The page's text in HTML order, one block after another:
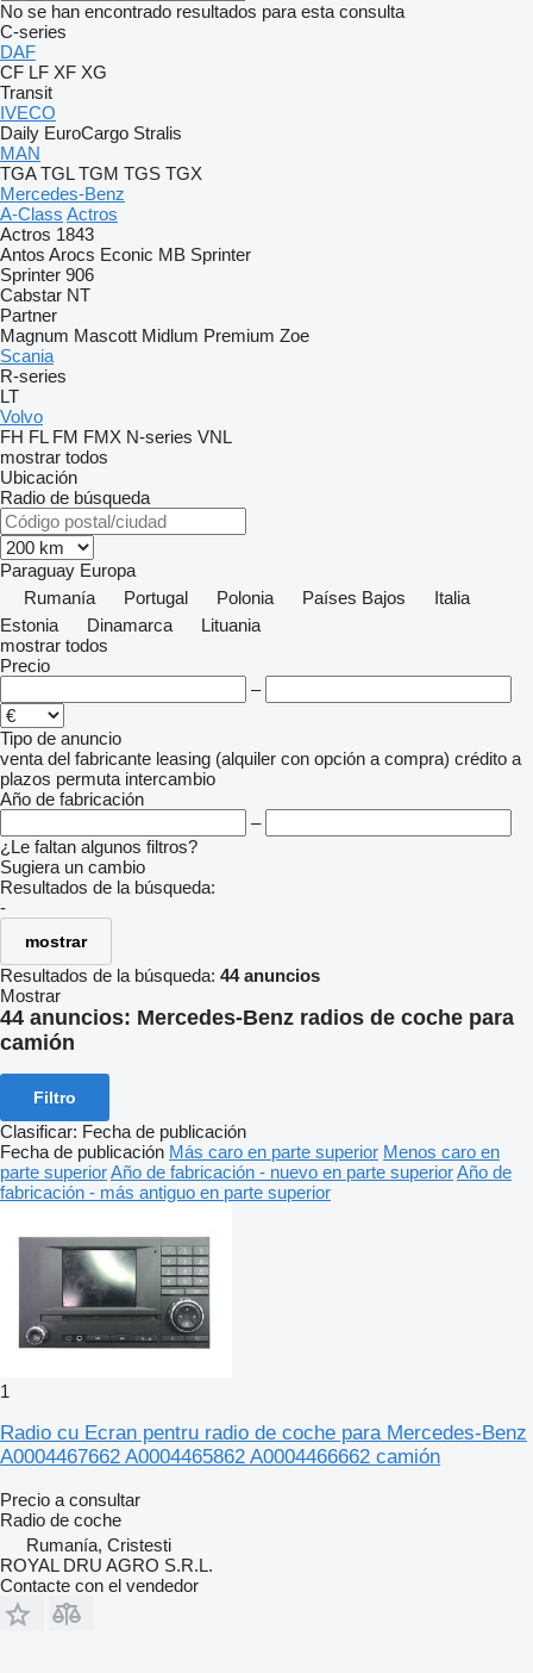
No se han encontrado resultados para esta consulta
C-series
DAF
CF LF XF XG
Transit
IVECO
Daily EuroCargo Stralis
MAN
TGA TGL TGM TGS TGX
Mercedes-Benz
A-Class Actros
Actros 1843
Antos Arocs Econic MB Sprinter
Sprinter 906
Cabstar NT
Partner
Magnum Mascott Midlum Premium Zoe
Scania
R-series
LT
Volvo
FH FL FM FMX N-series VNL
mostrar todos
Ubicación
Radio de búsqueda
Paraguay Europa
Rumanía
Portugal Polonia Países Bajos
Italia
Estonia
Dinamarca
Lituania
mostrar todos
Precio
–
Tipo de anuncio
venta del fabricante leasing (alquiler con opción a compra) crédito a
plazos permuta intercambio
Año de fabricación
–
¿Le faltan algunos filtros?
Sugiera un cambio
Resultados de la búsqueda:
-
mostrar
Resultados de la búsqueda: 44 anuncios
Mostrar
44 anuncios: Mercedes-Benz radios de coche para
camión
Filtro
Clasificar: Fecha de publicación
Fecha de publicación Más caro en parte superior Menos caro en
parte superiorAño de fabricación - nuevo en parte superiorAño de
fabricación - más antiguo en parte superior
1
Radio cu Ecran pentru radio de coche para Mercedes-Benz
A0004467662 A0004465862 A0004466662 camión
Precio a consultar
Radio de coche
Rumanía, Cristesti
ROYAL DRU AGRO S.R.L.
Contacte con el vendedor